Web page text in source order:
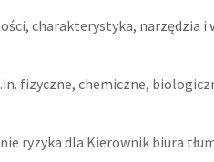
charakterystyka, narzędzia i
fizyczne, chemiczne,
ryzyka dla Kierownik biura